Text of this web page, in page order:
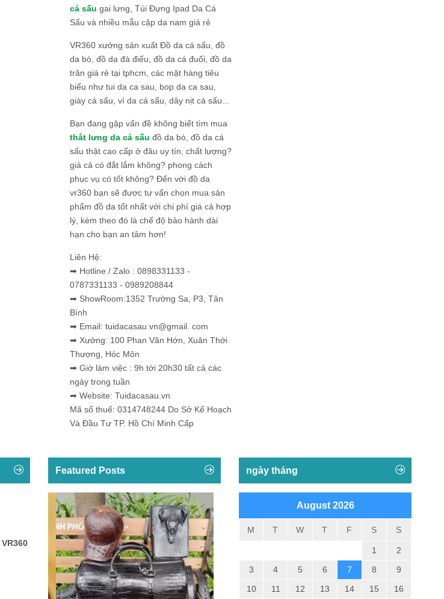
cá sấu gai lưng, Túi Đựng Ipad Da Cá
Sấu và nhiều mẫu cặp da nam giá rẻ
VR360 xưởng sản xuất Đồ da cá sấu, đồ
da bò, đồ da đà điểu, đồ da cá đuối, đồ da
trăn giá rẻ tại tphcm, các mặt hàng tiêu
biểu như tui da ca sau, bop da ca sau,
giày cá sấu, ví da cá sấu, dây nịt cá sấu...
Bạn đang gặp vấn đề không biết tìm mua
thắt lưng da cá sấu đồ da bò, đồ da cá
sấu thật cao cấp ở đâu uy tín, chất lượng?
giá cả có đắt lắm không? phong cách
phục vụ có tốt không? Đến với đồ da
vr360 bạn sẽ được tư vấn chọn mua sản
phẩm đồ da tốt nhất với chi phí giá cả hợp
lý, kèm theo đó là chế độ bảo hành dài
hạn cho bạn an tâm hơn!
Liên Hệ:
➡ Hotline / Zalo : 0898331133 -
0787331133 - 0989208844
➡ ShowRoom:1352 Trường Sa, P3, Tân
Bình
➡ Email: tuidacasau.vn@gmail. com
➡ Xưởng: 100 Phan Văn Hớn, Xuân Thới
Thượng, Hóc Môn
➡ Giờ làm việc : 9h tới 20h30 tất cả các
ngày trong tuần
➡ Website: Tuidacasau.vn
Mã số thuế: 0314748244 Do Sở Kế Hoạch
Và Đầu Tư TP. Hồ Chí Minh Cấp
VR360
Featured Posts ngày tháng
August 2026
M T W T F S S
1
2
3
4 5 6 7 8
9
10
11 12 13 14 15 16